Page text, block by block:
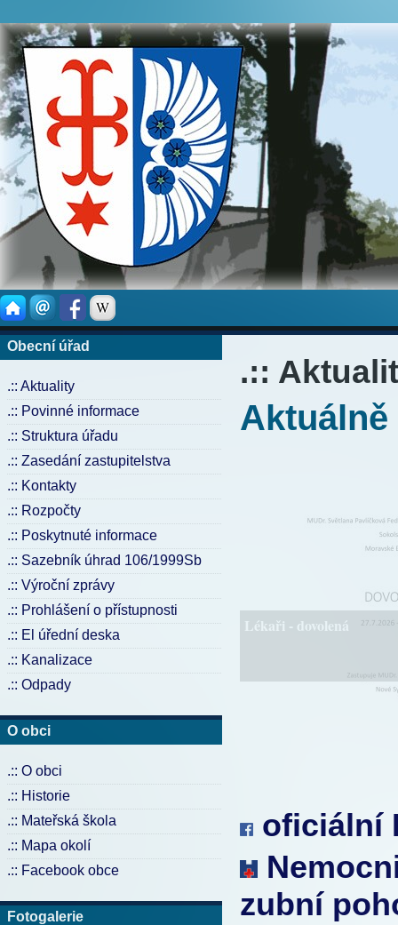
Obecní úřad
.:: Aktuality
.:: Povinné informace
.:: Struktura úřadu
.:: Zasedání zastupitelstva
.:: Kontakty
.:: Rozpočty
.:: Poskytnuté informace
.:: Sazebník úhrad 106/1999Sb
.:: Výroční zprávy
.:: Prohlášení o přístupnosti
.:: El úřední deska
.:: Kanalizace
.:: Odpady
O obci
.:: O obci
.:: Historie
.:: Mateřská škola
.:: Mapa okolí
.:: Facebook obce
Fotogalerie
.::
Lékaři - dovolená
oficiální
zubní